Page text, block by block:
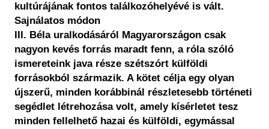
kultúrájának fontos találkozóhelyévé is vált.
Sajnálatos módon
III. Béla uralkodásáról Magyarországon csak
nagyon kevés forrás maradt fenn, a róla szóló
ismereteink java része szétszórt külföldi
forrásokból származik. A kötet célja egy olyan
újszerű, minden korábbinál részletesebb történeti
segédlet létrehozása volt, amely kísérletet tesz
minden fellelhető hazai és külföldi, egymással